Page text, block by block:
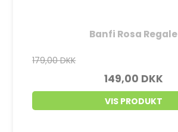
Banfi Rosa Regale
179,00 DKK
149,00 DKK
VIS PRODUKT